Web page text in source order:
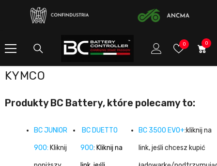
0Wish
0
0
KYMCO
Produkty BC Battery, które polecamy to:
BC JUNIOR
900: Kliknij
BC DUETTO
900: Kliknij na
BC 3500 EVO+:kliknij na
link, jeśli chcesz kupić